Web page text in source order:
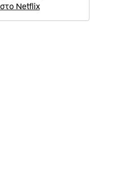
Netflix